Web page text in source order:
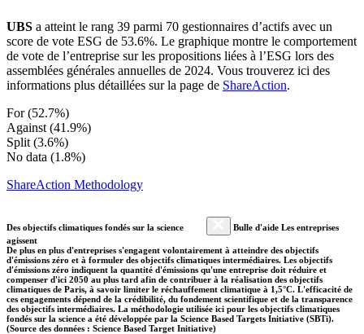
UBS a atteint le rang 39 parmi 70 gestionnaires d’actifs avec un
score de vote ESG de 53.6%. Le graphique montre le comportement
de vote de l’entreprise sur les propositions liées à l’ESG lors des
assemblées générales annuelles de 2024. Vous trouverez ici des
informations plus détaillées sur la page de ShareAction.
For (52.7%)
Against (41.9%)
Split (3.6%)
No data (1.8%)
ShareAction Methodology
Des objectifs climatiques fondés sur la science
Bulle d'aide Les entreprises
agissent
De plus en plus d'entreprises s'engagent volontairement à atteindre des objectifs
d'émissions zéro et à formuler des objectifs climatiques intermédiaires. Les objectifs
d'émissions zéro indiquent la quantité d'émissions qu'une entreprise doit réduire et
compenser d'ici 2050 au plus tard afin de contribuer à la réalisation des objectifs
climatiques de Paris, à savoir limiter le réchauffement climatique à 1,5°C. L'efficacité de
ces engagements dépend de la crédibilité, du fondement scientifique et de la transparence
des objectifs intermédiaires. La méthodologie utilisée ici pour les objectifs climatiques
fondés sur la science a été développée par la Science Based Targets Initiative (SBTi).
(Source des données : Science Based Target Initiative)